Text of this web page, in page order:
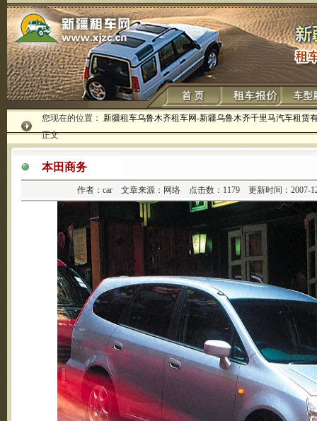
您现在的位置： 新疆租车乌鲁木齐租车网-新疆乌鲁木齐千里马汽车租赁
正文
本田商务
作者：car 文章来源：网络 点击数： 1179 更新时间：